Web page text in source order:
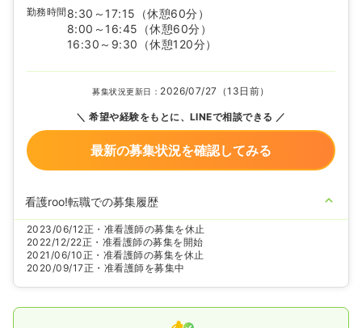
勤務時間 8:30～17:15
（休憩60分）
8:00～16:45
（休憩60分）
16:30～9:30
（休憩120分）
募集状況更新日： 2026/07/27（13日前）
希望や経験をもとに、LINEで相談できる
最新の募集状況を確認してみる
看護roo!転職での募集履歴
2023/06/12正・准看護師の募集を休止
2022/12/22正・准看護師の募集を開始
2021/06/10正・准看護師の募集を休止
2020/09/17正・准看護師を募集中